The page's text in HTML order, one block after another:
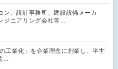
ン、設計事務所、建設設備メーカ
ジニアリング会社等…
工業化」を企業理念に創業し、半世
…